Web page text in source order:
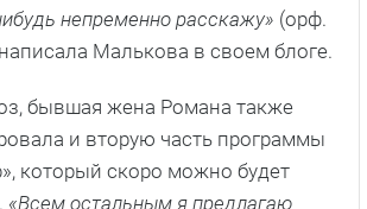
непременно расскажу» (орф.
Малькова в своем блоге.
бывшая жена Романа также
и вторую часть программы
который скоро можно будет
«Всем остальным я предлагаю